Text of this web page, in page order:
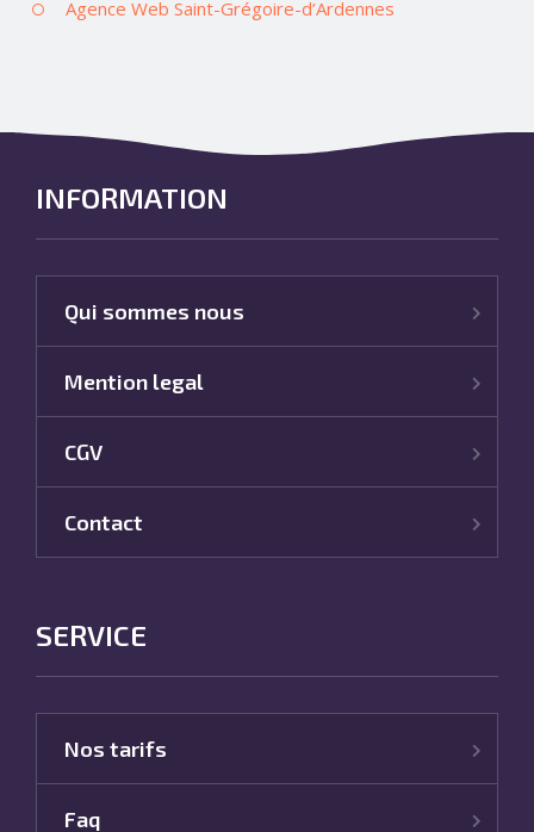
Agence Web Saint-Grégoire-d’Ardennes
INFORMATION
Qui sommes nous
Mention legal
CGV
Contact
SERVICE
Nos tarifs
Faq